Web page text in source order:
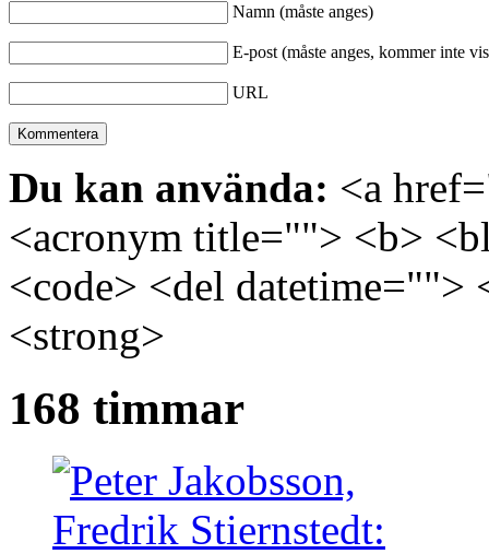
Namn (måste anges)
E-post (måste anges, kommer inte
URL
Du kan använda: <a
<acronym title=""> <b>
<code> <del
<strong>
168 timmar